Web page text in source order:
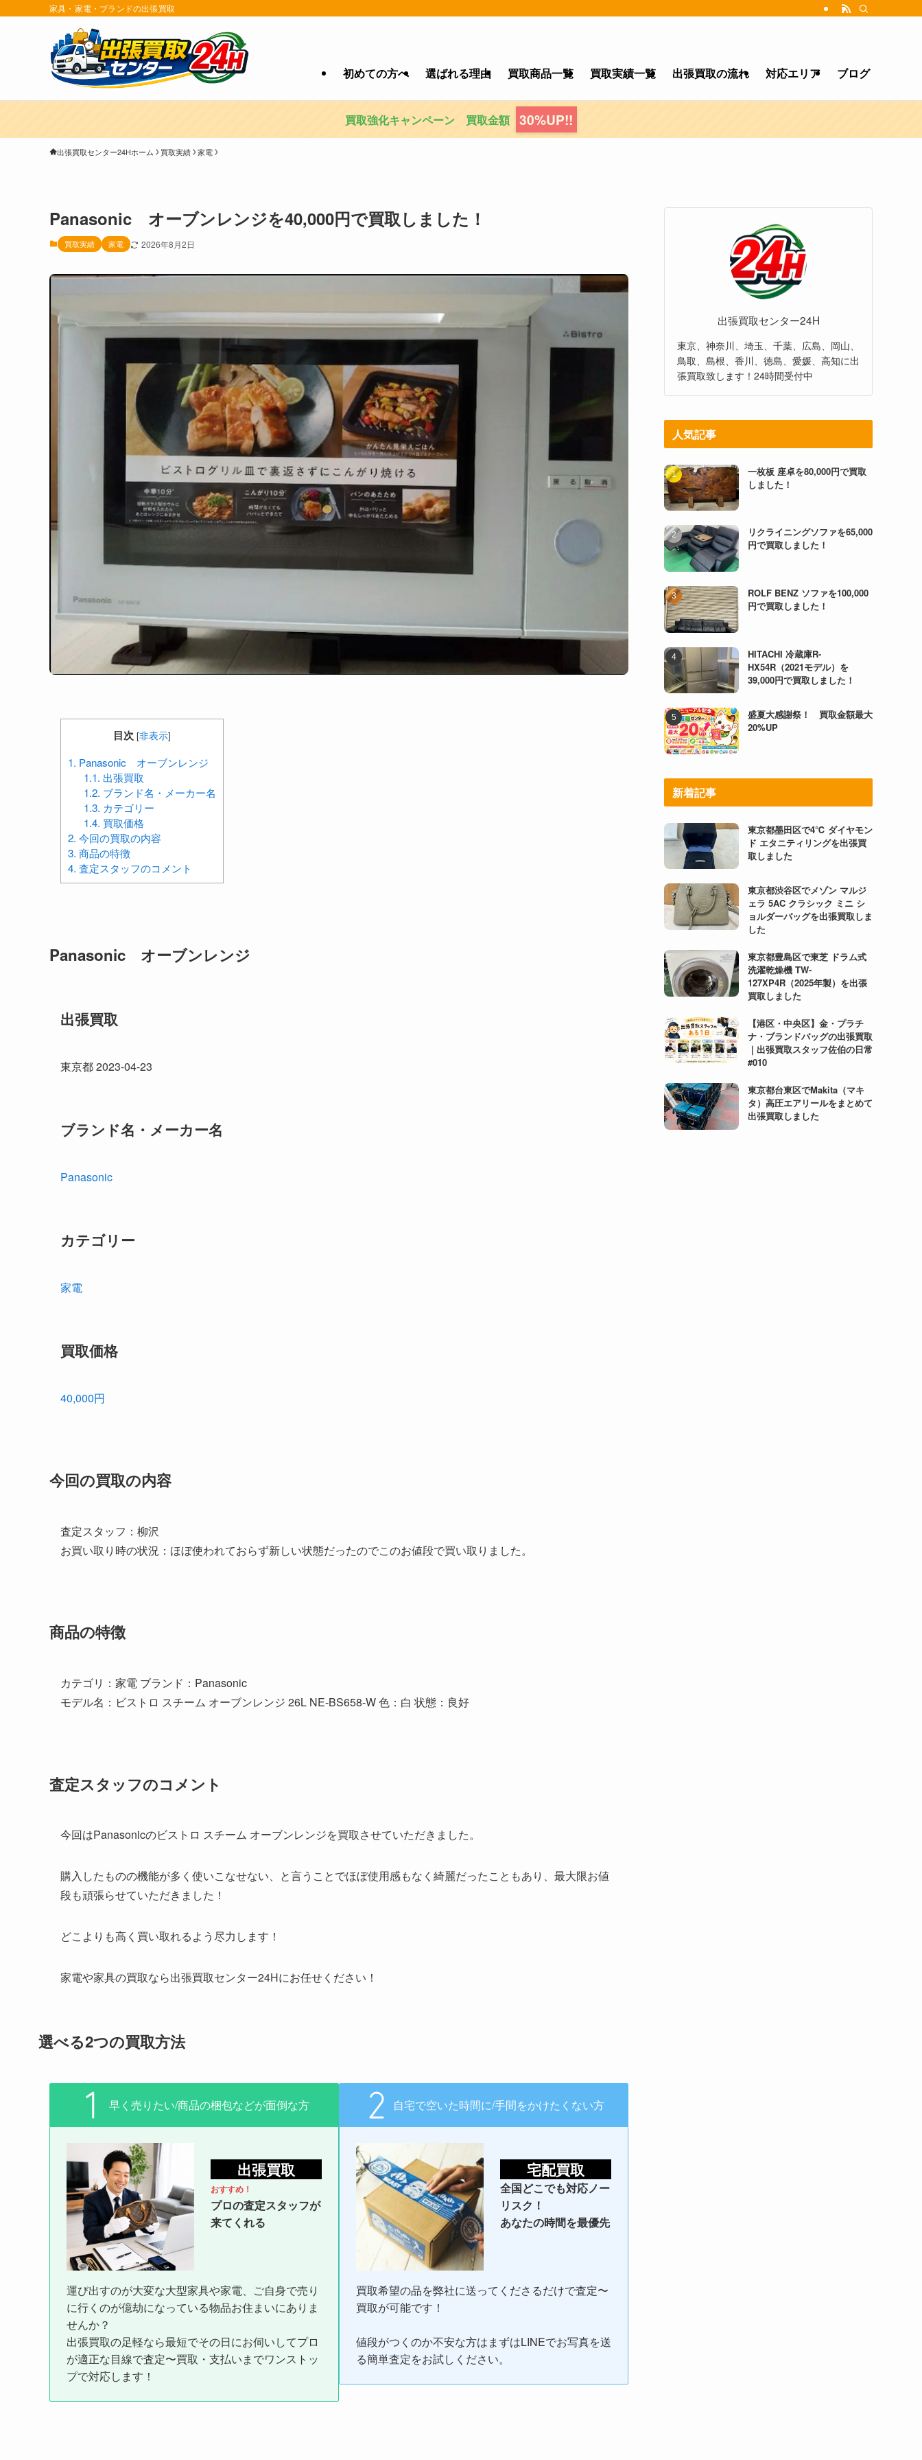
家具・家電・ブランドの出張買取
初めての方へ 選ばれる理由 買取商品一覧 買取実績一覧 出張買取の流れ 対応エリア ブログ
買取強化キャンペーン 買取金額 30%UP!!
出張買取センター24Hホーム 買取実績 家電
Panasonic オーブンレンジを40,000円で買取しました！
買取実績 家電 2026年8月2日
目次 [非表示]
1. Panasonic オーブンレンジ
1.1. 出張買取
1.2. ブランド名・メーカー名
1.3. カテゴリー
1.4. 買取価格
2. 今回の買取の内容
3. 商品の特徴
4. 査定スタッフのコメント
Panasonic オーブンレンジ
出張買取
東京都 2023-04-23
ブランド名・メーカー名
Panasonic
カテゴリー
家電
買取価格
40,000円
今回の買取の内容
査定スタッフ：柳沢
お買い取り時の状況：ほぼ使われておらず新しい状態だったのでこのお値段で買い取りました。
商品の特徴
カテゴリ：家電 ブランド：Panasonic
モデル名：ビストロ スチーム オーブンレンジ 26L NE-BS658-W 色：白 状態：良好
査定スタッフのコメント
今回はPanasonicのビストロ スチーム オーブンレンジを買取させていただきました。
購入したものの機能が多く使いこなせない、と言うことでほぼ使用感もなく綺麗だったこともあり、最大限お値
段も頑張らせていただきました！
どこよりも高く買い取れるよう尽力します！
家電や家具の買取なら出張買取センター24Hにお任せください！
選べる2つの買取方法
早く売りたい/商品の梱包などが面倒な方
出張買取
おすすめ！
プロの査定スタッフが
来てくれる
運び出すのが大変な大型家具や家電、ご自身で売り
に行くのが億劫になっている物品お住まいにありま
せんか？
出張買取の足軽なら最短でその日にお伺いしてプロ
が適正な目線で査定〜買取・支払いまでワンストッ
プで対応します！
自宅で空いた時間に/手間をかけたくない方
宅配買取
全国どこでも対応ノー
リスク！
あなたの時間を最優先
買取希望の品を弊社に送ってくださるだけで査定〜
買取が可能です！
値段がつくのか不安な方はまずはLINEでお写真を送
る簡単査定をお試しください。
出張買取センター24H
東京、神奈川、埼玉、千葉、広島、岡山、
鳥取、島根、香川、徳島、愛媛、高知に出
張買取致します！24時間受付中
人気記事
一枚板 座卓を80,000円で買取
しました！
リクライニングソファを65,000
円で買取しました！
ROLF BENZ ソファを100,000
円で買取しました！
HITACHI 冷蔵庫R-
HX54R（2021モデル）を
39,000円で買取しました！
盛夏大感謝祭！ 買取金額最大
20%UP
新着記事
東京都墨田区で4℃ ダイヤモン
ド エタニティリングを出張買
取しました
東京都渋谷区でメゾン マルジ
ェラ 5AC クラシック ミニ シ
ョルダーバッグを出張買取しま
した
東京都豊島区で東芝 ドラム式
洗濯乾燥機 TW-
127XP4R（2025年製）を出張
買取しました
【港区・中央区】金・プラチ
ナ・ブランドバッグの出張買取
｜出張買取スタッフ佐伯の日常
#010
東京都台東区でMakita（マキ
タ）高圧エアリールをまとめて
出張買取しました